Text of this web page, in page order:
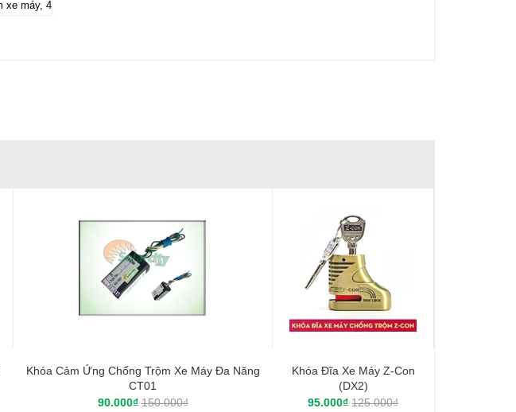
Khóa Cảm Ứng Chống Trộm Xe Máy Đa Năng
CT01
90.000₫150.000₫
Khóa Đĩa Xe Máy Z-Con
(DX2)
95.000₫125.000₫